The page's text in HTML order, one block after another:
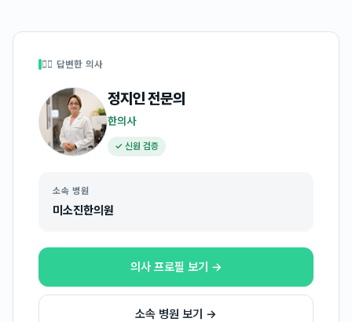
👩‍⚕️ 답변한 의사
정지인전문의
한의사
✓ 신원 검증
소속 병원
미소진한의원
의사 프로필 보기 →
소속 병원 보기 →